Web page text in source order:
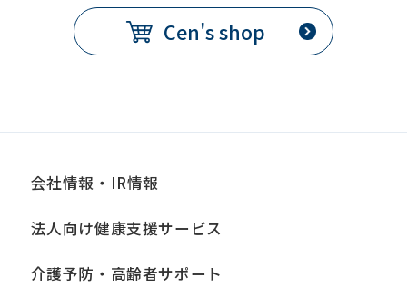
Cen's shop
会社情報・IR情報
法人向け健康支援サービス
介護予防・高齢者サポート